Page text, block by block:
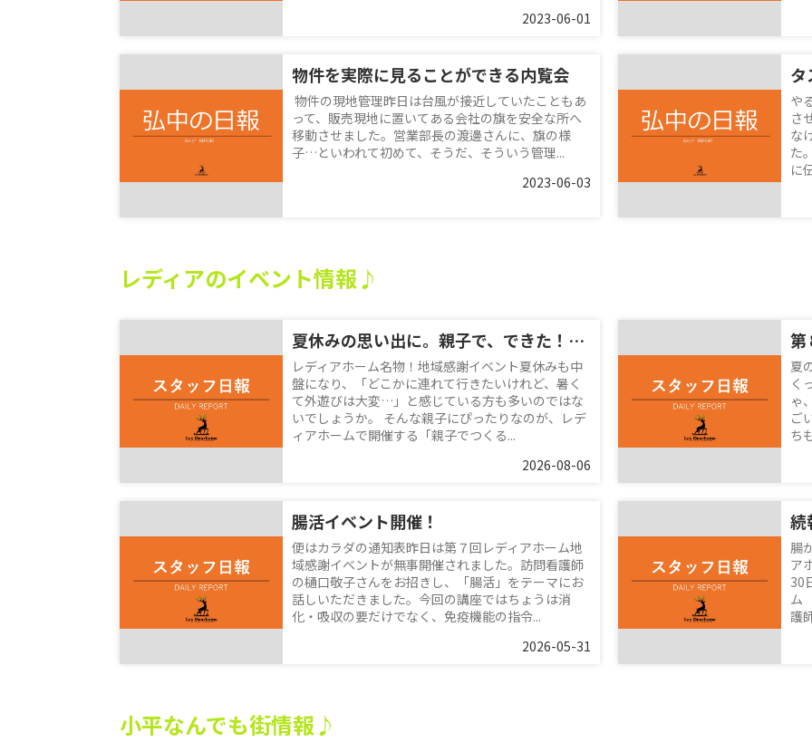
2023-06-01
物件を実際に見ることができる内覧会
物件の現地管理昨日は台風が接近していたこともあ
って、販売現地に置いてある会社の旗を安全な所へ
移動させました。営業部長の渡邊さんに、旗の様
子…といわれて初めて、そうだ、そういう管理...
2023-06-03
タ
や
さ
な
た
に
レディアのイベント情報♪
夏休みの思い出に。親子で、できた！を体験♪
レディアホーム名物！地域感謝イベント夏休みも中
盤になり、「どこかに連れて行きたいけれど、暑く
て外遊びは大変…」と感じている方も多いのではな
いでしょうか。 そんな親子にぴったりなのが、レデ
ィアホームで開催する「親子でつくる...
2026-08-06
第
夏
く
ゃ
ご
ち
腸活イベント開催！
便はカラダの通知表昨日は第７回レディアホーム地
域感謝イベントが無事開催されました。訪問看護師
の樋口敬子さんをお招きし、「腸活」をテーマにお
話しいただきました。今回の講座ではちょうは消
化・吸収の要だけでなく、免疫機能の指令...
2026-05-31
腸
ア
30
ム
護
小平なんでも街情報♪